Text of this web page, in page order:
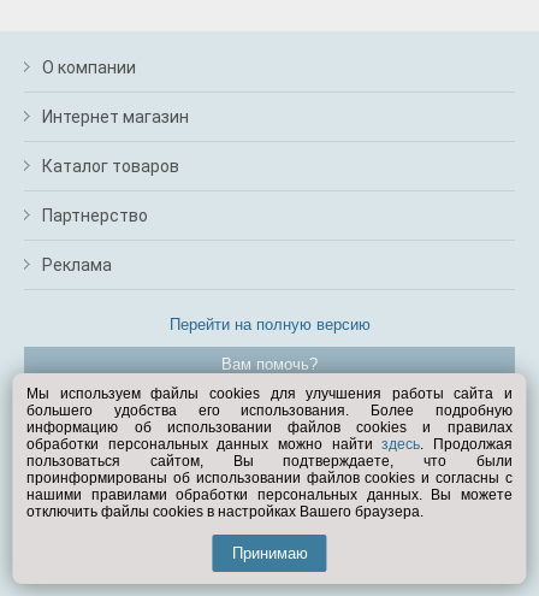
О компании
Интернет магазин
Каталог товаров
Партнерство
Реклама
Перейти на полную версию
Вам помочь?
© Exist.ru 1998—2026
Мы используем файлы cookies для улучшения работы сайта и
большего удобства его использования. Более подробную
информацию об использовании файлов cookies и правилах
обработки персональных данных можно найтиздесь. Продолжая
пользоваться сайтом, Вы подтверждаете, что были
проинформированы об использовании файлов cookies и согласны с
нашими правилами обработки персональных данных. Вы можете
отключить файлы cookies в настройках Вашего браузера.
Принимаю